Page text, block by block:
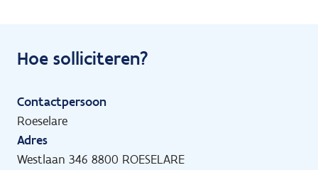
Hoe solliciteren?
Contactpersoon
Roeselare
Adres
Westlaan 346 8800 ROESELARE